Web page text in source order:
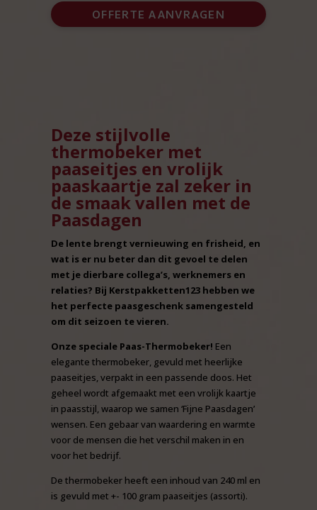
OFFERTE AANVRAGEN
Deze stijlvolle
thermobeker met
paaseitjes en vrolijk
paaskaartje zal zeker in
de smaak vallen met de
Paasdagen
De lente brengt vernieuwing en frisheid, en
wat is er nu beter dan dit gevoel te delen
met je dierbare collega’s, werknemers en
relaties? Bij Kerstpakketten123 hebben we
het perfecte paasgeschenk samengesteld
om dit seizoen te vieren.
Onze speciale Paas-Thermobeker! Een
elegante thermobeker, gevuld met heerlijke
paaseitjes, verpakt in een passende doos. Het
geheel wordt afgemaakt met een vrolijk kaartje
in paasstijl, waarop we samen ‘Fijne Paasdagen’
wensen. Een gebaar van waardering en warmte
voor de mensen die het verschil maken in en
voor het bedrijf.
De thermobeker heeft een inhoud van 240 ml en
is gevuld met +- 100 gram paaseitjes (assorti).